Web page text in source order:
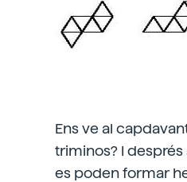
Ens ve al
triminos? I
es poden formar